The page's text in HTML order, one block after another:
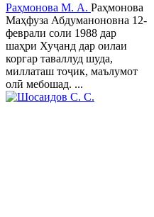
Раҳмонова М. А. Раҳмонова
Маҳфуза Абдуманоновна 12-
феврали соли 1988 дар
шаҳри Хуҷанд дар оилаи
коргар таваллуд шуда,
миллаташ тоҷик, маълумот
олӣ мебошад. ...